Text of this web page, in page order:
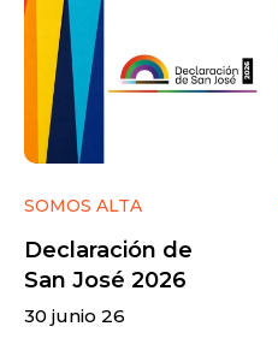
SOMOS ALTA
Declaración de
San José 2026
30 junio 26